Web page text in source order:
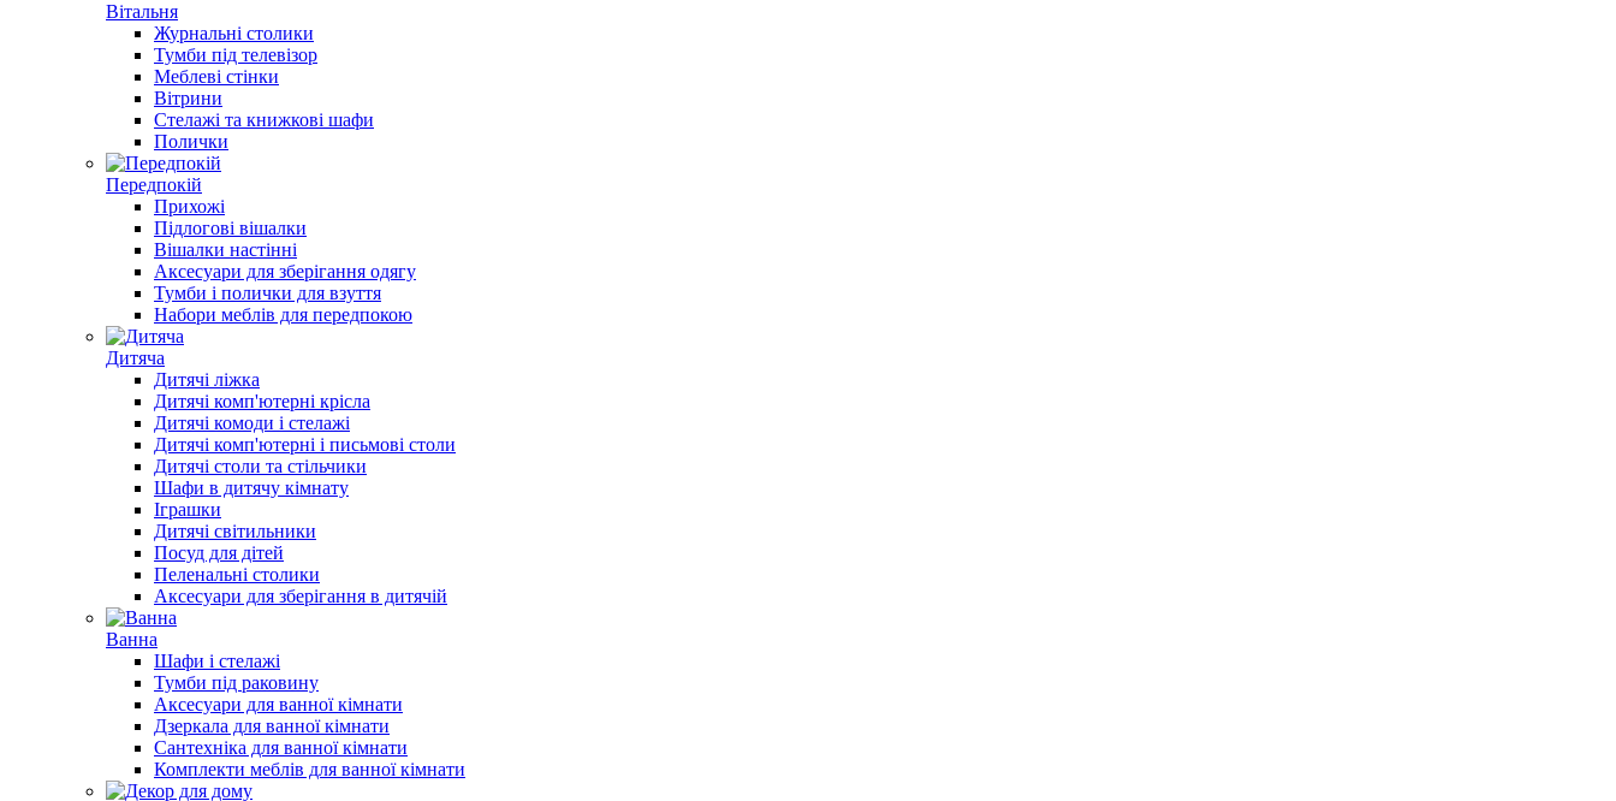
Вітальня
Журнальні столики
Тумби під телевізор
Меблеві стінки
Вітрини
Стелажі та книжкові шафи
Полички
Передпокій
Прихожі
Підлогові вішалки
Вішалки настінні
Аксесуари для зберігання одягу
Тумби і полички для взуття
Набори меблів для передпокою
Дитяча
Дитячі ліжка
Дитячі комп'ютерні крісла
Дитячі комоди і стелажі
Дитячі комп'ютерні і письмові столи
Дитячі столи та стільчики
Шафи в дитячу кімнату
Іграшки
Дитячі світильники
Посуд для дітей
Пеленальні столики
Аксесуари для зберігання в дитячій
Ванна
Шафи і стелажі
Тумби під раковину
Аксесуари для ванної кімнати
Дзеркала для ванної кімнати
Сантехніка для ванної кімнати
Комплекти меблів для ванної кімнати